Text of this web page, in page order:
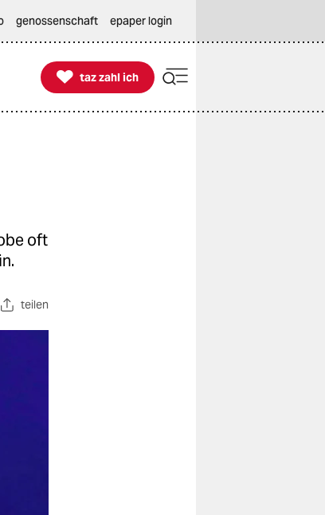
genossenschaft epaper login

taz zahl ich
taz zahl ich
oft
teilen